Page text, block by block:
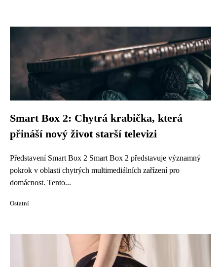
Smart Box 2: Chytrá krabička, která
přináší nový život starší televizi
Představení Smart Box 2 Smart Box 2 představuje významný
pokrok v oblasti chytrých multimediálních zařízení pro
domácnost. Tento...
Ostatní